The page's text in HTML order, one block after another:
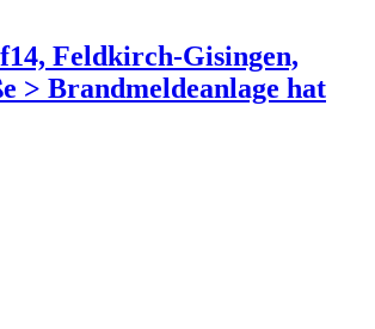
Feldkirch-Gisingen,
> Brandmeldeanlage hat